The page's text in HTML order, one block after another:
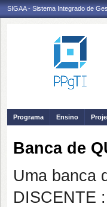
SIGAA - Sistema Integrado de
Programa Ensino
Banca de
Uma banca
DISCENTE